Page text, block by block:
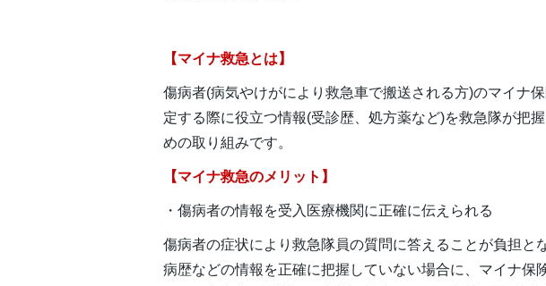
【マイナ救急とは】
傷病者(病気やけがにより救急車で搬送される方)のマイナ
定する際に役立つ情報(受診歴、処方薬など)を救急隊が把
めの取り組みです。
【マイナ救急のメリット】
・傷病者の情報を受入医療機関に正確に伝えられる
傷病者の症状により救急隊員の質問に答えることが負担と
病歴などの情報を正確に把握していない場合に、マイナ保